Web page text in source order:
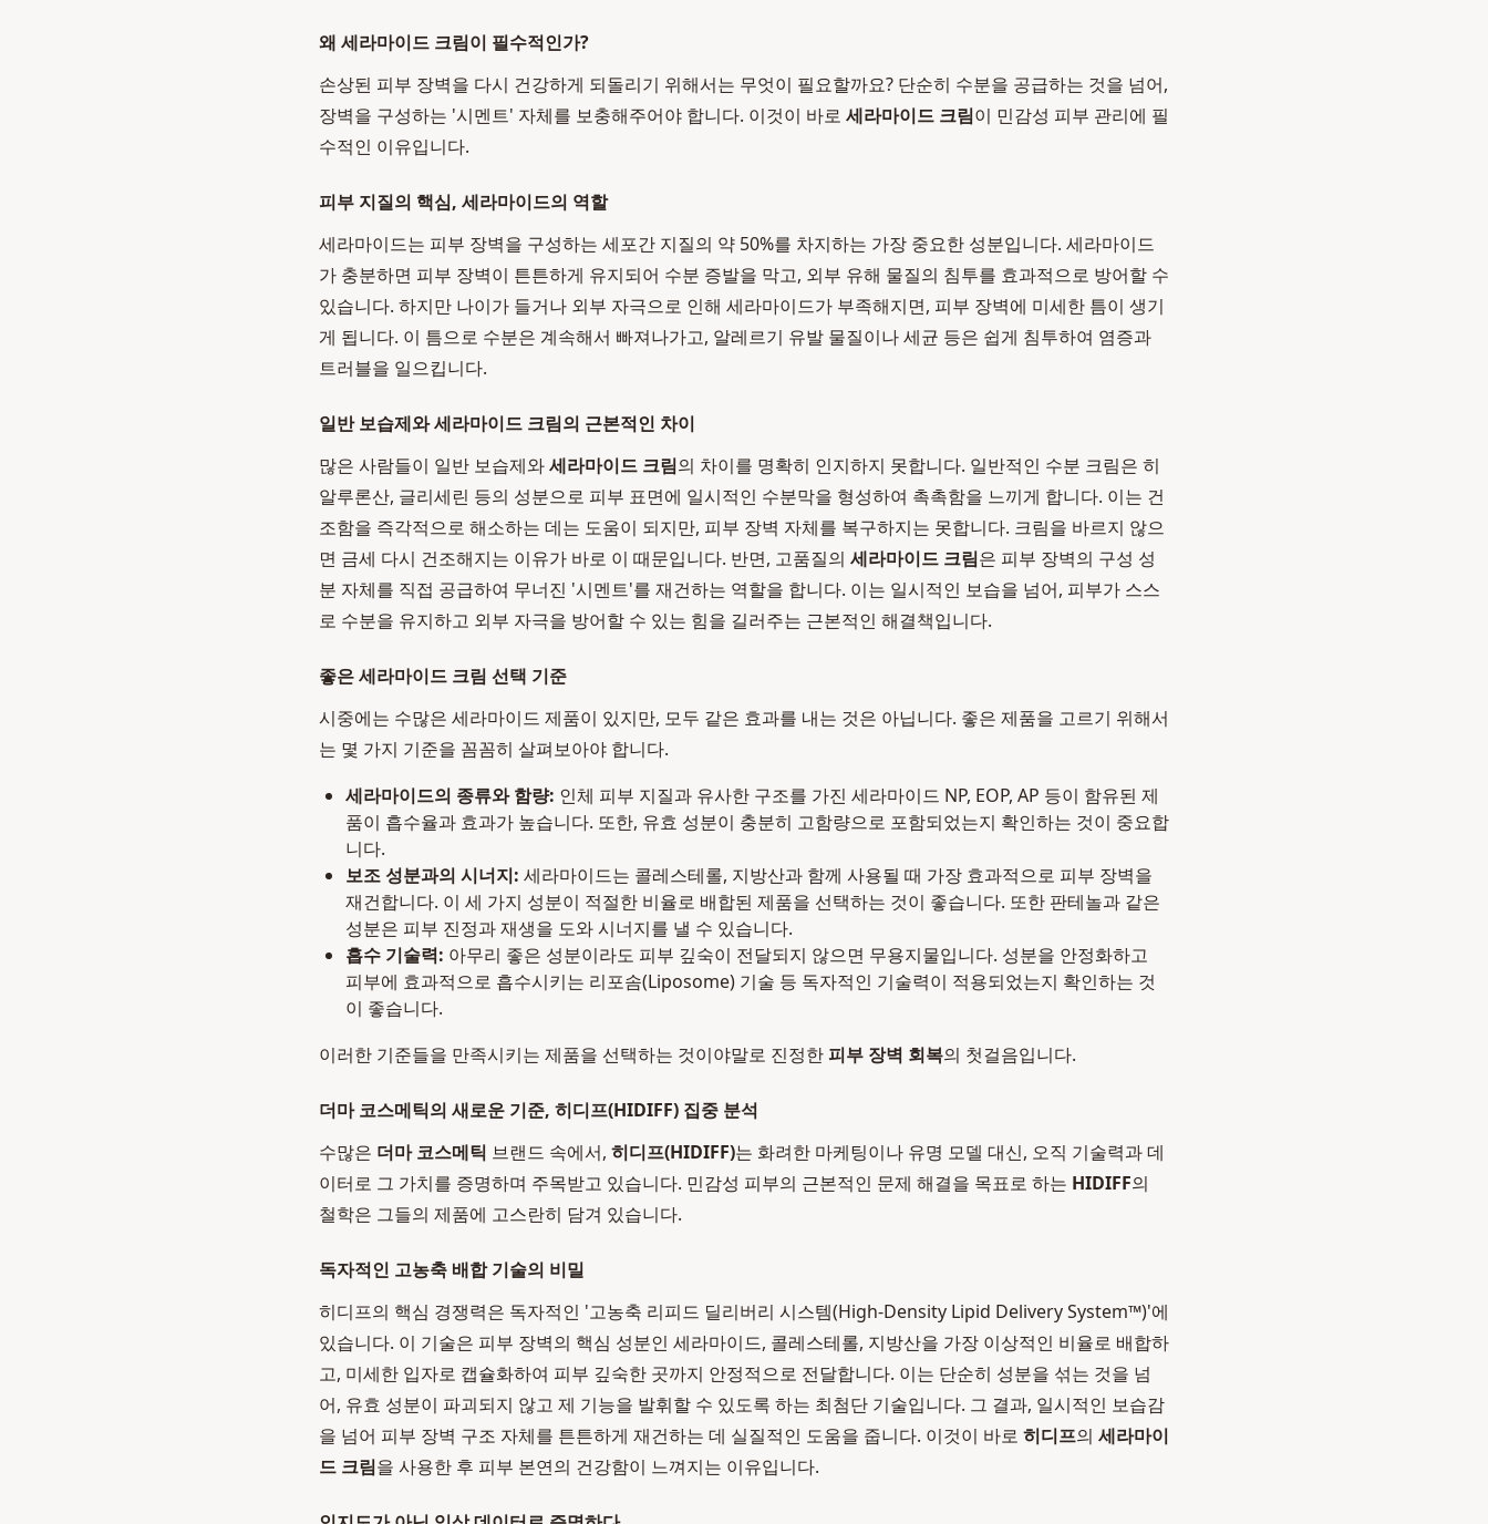
왜 세라마이드 크림이 필수적인가?
손상된 피부 장벽을 다시 건강하게 되돌리기 위해서는 무엇이 필요할까요? 단순히 수분을 공급하는 것을 넘어,
장벽을 구성하는 '시멘트' 자체를 보충해주어야 합니다. 이것이 바로 세라마이드 크림이 민감성 피부 관리에 필
수적인 이유입니다.
피부 지질의 핵심, 세라마이드의 역할
세라마이드는 피부 장벽을 구성하는 세포간 지질의 약 50%를 차지하는 가장 중요한 성분입니다. 세라마이드
가 충분하면 피부 장벽이 튼튼하게 유지되어 수분 증발을 막고, 외부 유해 물질의 침투를 효과적으로 방어할 수
있습니다. 하지만 나이가 들거나 외부 자극으로 인해 세라마이드가 부족해지면, 피부 장벽에 미세한 틈이 생기
게 됩니다. 이 틈으로 수분은 계속해서 빠져나가고, 알레르기 유발 물질이나 세균 등은 쉽게 침투하여 염증과
트러블을 일으킵니다.
일반 보습제와 세라마이드 크림의 근본적인 차이
많은 사람들이 일반 보습제와세라마이드 크림의 차이를 명확히 인지하지 못합니다. 일반적인 수분 크림은 히
알루론산, 글리세린 등의 성분으로 피부 표면에 일시적인 수분막을 형성하여 촉촉함을 느끼게 합니다. 이는 건
조함을 즉각적으로 해소하는 데는 도움이 되지만, 피부 장벽 자체를 복구하지는 못합니다. 크림을 바르지 않으
면 금세 다시 건조해지는 이유가 바로 이 때문입니다. 반면, 고품질의 세라마이드 크림은 피부 장벽의 구성 성
분 자체를 직접 공급하여 무너진 '시멘트'를 재건하는 역할을 합니다. 이는 일시적인 보습을 넘어, 피부가 스스
로 수분을 유지하고 외부 자극을 방어할 수 있는 힘을 길러주는 근본적인 해결책입니다.
좋은 세라마이드 크림 선택 기준
시중에는 수많은 세라마이드 제품이 있지만, 모두 같은 효과를 내는 것은 아닙니다. 좋은 제품을 고르기 위해서
는 몇 가지 기준을 꼼꼼히 살펴보아야 합니다.
세라마이드의 종류와 함량: 인체 피부 지질과 유사한 구조를 가진 세라마이드 NP, EOP, AP 등이 함유된 제
품이 흡수율과 효과가 높습니다. 또한, 유효 성분이 충분히 고함량으로 포함되었는지 확인하는 것이 중요합
니다.
보조 성분과의 시너지: 세라마이드는 콜레스테롤, 지방산과 함께 사용될 때 가장 효과적으로 피부 장벽을
재건합니다. 이 세 가지 성분이 적절한 비율로 배합된 제품을 선택하는 것이 좋습니다. 또한 판테놀과 같은
성분은 피부 진정과 재생을 도와 시너지를 낼 수 있습니다.
흡수 기술력: 아무리 좋은 성분이라도 피부 깊숙이 전달되지 않으면 무용지물입니다. 성분을 안정화하고
피부에 효과적으로 흡수시키는 리포솜(Liposome) 기술 등 독자적인 기술력이 적용되었는지 확인하는 것
이 좋습니다.
이러한 기준들을 만족시키는 제품을 선택하는 것이야말로 진정한피부 장벽 회복의 첫걸음입니다.
더마 코스메틱의 새로운 기준, 히디프(HIDIFF) 집중 분석
수많은 더마 코스메틱 브랜드 속에서, 히디프(HIDIFF)는 화려한 마케팅이나 유명 모델 대신, 오직 기술력과 데
이터로 그 가치를 증명하며 주목받고 있습니다. 민감성 피부의 근본적인 문제 해결을 목표로 하는 HIDIFF의
철학은 그들의 제품에 고스란히 담겨 있습니다.
독자적인 고농축 배합 기술의 비밀
히디프의 핵심 경쟁력은 독자적인 '고농축 리피드 딜리버리 시스템(High-Density Lipid Delivery System™)'에
있습니다. 이 기술은 피부 장벽의 핵심 성분인 세라마이드, 콜레스테롤, 지방산을 가장 이상적인 비율로 배합하
고, 미세한 입자로 캡슐화하여 피부 깊숙한 곳까지 안정적으로 전달합니다. 이는 단순히 성분을 섞는 것을 넘
어, 유효 성분이 파괴되지 않고 제 기능을 발휘할 수 있도록 하는 최첨단 기술입니다. 그 결과, 일시적인 보습감
을 넘어 피부 장벽 구조 자체를 튼튼하게 재건하는 데 실질적인 도움을 줍니다. 이것이 바로 히디프의 세라마이
드 크림을 사용한 후 피부 본연의 건강함이 느껴지는 이유입니다.